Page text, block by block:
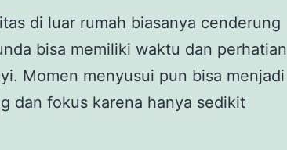
di luar rumah biasanya cenderung
bisa memiliki waktu dan perhatian
Momen menyusui pun bisa menjadi
dan fokus karena hanya sedikit